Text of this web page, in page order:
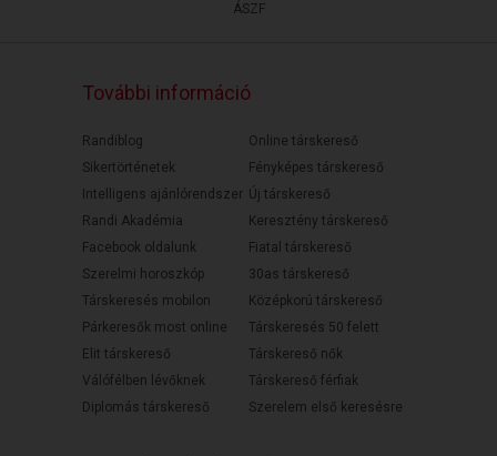
ÁSZF
További információ
Randiblog
Sikertörténetek
Intelligens ajánlórendszer
Randi Akadémia
Facebook oldalunk
Szerelmi horoszkóp
Társkeresés mobilon
Párkeresők most online
Elit társkereső
Válófélben lévőknek
Diplomás társkereső
Online társkereső
Fényképes társkereső
Új társkereső
Keresztény társkereső
Fiatal társkereső
30as társkereső
Középkorú társkereső
Társkeresés 50 felett
Társkereső nők
Társkereső férfiak
Szerelem első keresésre